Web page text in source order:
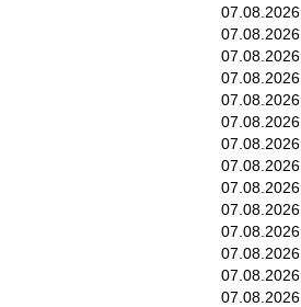
07.08.2026
07.08.2026
07.08.2026
07.08.2026
07.08.2026
07.08.2026
07.08.2026
07.08.2026
07.08.2026
07.08.2026
07.08.2026
07.08.2026
07.08.2026
07.08.2026